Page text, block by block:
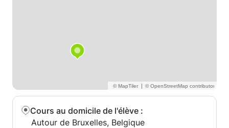
|
Cours au domicile de l'élève :
Autour de Bruxelles, Belgique